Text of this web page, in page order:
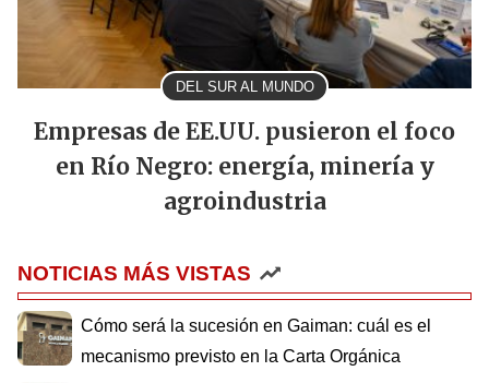
DEL SUR AL MUNDO
Empresas de EE.UU. pusieron el foco
en Río Negro: energía, minería y
agroindustria
NOTICIAS MÁS VISTAS
Cómo será la sucesión en Gaiman: cuál es el
mecanismo previsto en la Carta Orgánica